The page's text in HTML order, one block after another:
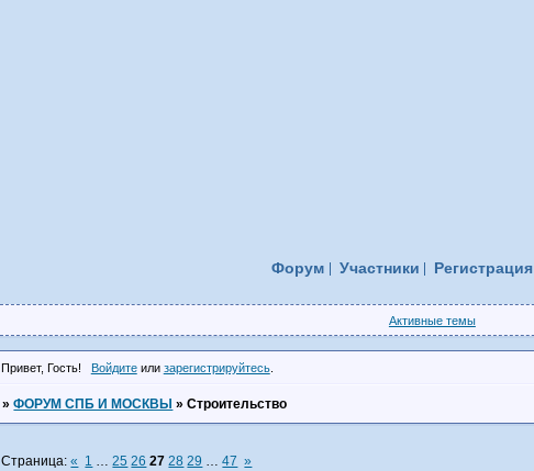
Форум Участники Регистрация
Активные темы
Привет, Гость! Войдитеили зарегистрируйтесь.
»ФОРУМ СПБ И МОСКВЫ »Строительство
Страница:« 1 … 25 26 27 28 29 … 47 »